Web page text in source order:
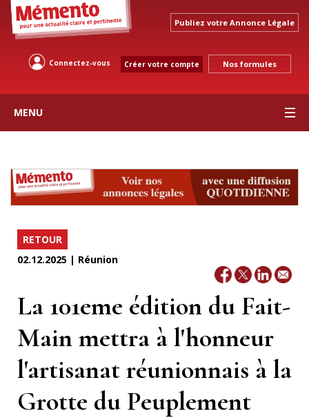
Publiez votre Annonce Légale
Connectez-vous Créer votre compte Nos formules
MENU
RETOUR
02.12.2025 | Réunion
La 101eme édition du Fait-
Main mettra à l'honneur
l'artisanat réunionnais à la
Grotte du Peuplement